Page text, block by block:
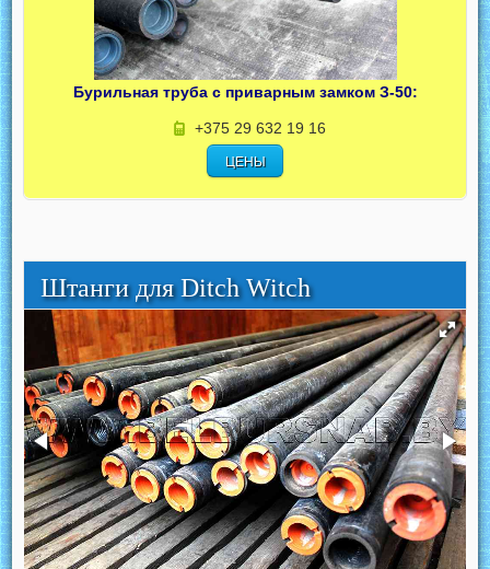
Бурильная труба с приварным замком З-50:
+375 29 632 19 16
ЦЕНЫ
Штанги для Ditch Witch